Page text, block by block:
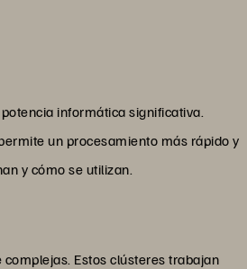
informática significativa.
un procesamiento más rápido y
y cómo se utilizan.
Estos clústeres trabajan